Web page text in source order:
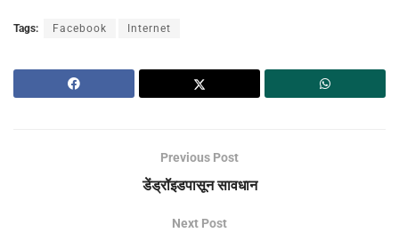
Tags: Facebook Internet
Previous Post
डेंड्रॉइडपासून सावधान
Next Post